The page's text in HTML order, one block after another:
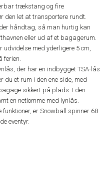
trækstang og fire
den let at transportere rundt.
håndtag, så man hurtig kan
eller ud af et bagagerum.
udvidelse med yderligere 5 cm,
ferien.
der har en indbygget TSA-lås
du et rum i den ene side, med
sikkert på plads. I den
en netlomme med lynlås.
er Snowball spinner 68
eventyr.